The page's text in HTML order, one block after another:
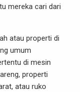
mereka cari dari
atau properti di
umum
di mesin
properti
atau ruko